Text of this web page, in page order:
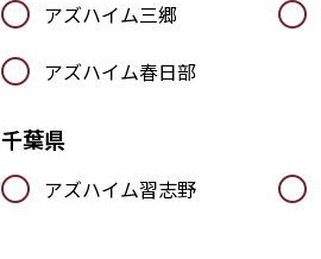
アズハイム三郷
アズハイム春日部
千葉県
アズハイム習志野